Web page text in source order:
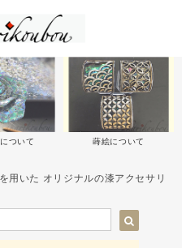
ついて 蒔絵について
用いた オリジナルの漆アクセサリ